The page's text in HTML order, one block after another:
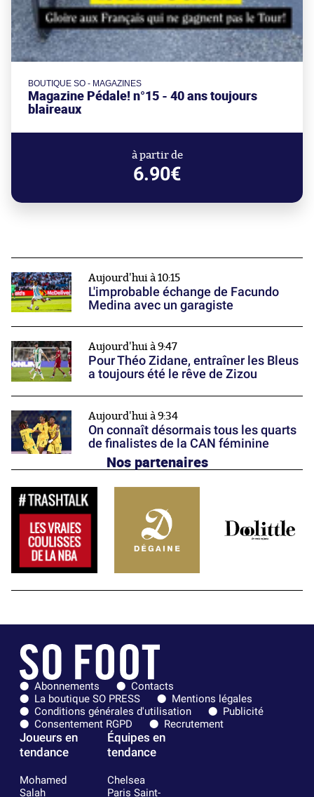
BOUTIQUE SO - MAGAZINES
Magazine Pédale! n°15 - 40 ans toujours
blaireaux
à partir de
6.90€
Aujourd'hui à 10:15
L'improbable échange de Facundo
Medina avec un garagiste
Aujourd'hui à 9:47
Pour Théo Zidane, entraîner les Bleus
a toujours été le rêve de Zizou
Aujourd'hui à 9:34
On connaît désormais tous les quarts
de finalistes de la CAN féminine
Nos partenaires
Abonnements
Contacts
La boutique SO PRESS
Mentions légales
Conditions générales d'utilisation
Publicité
Consentement RGPD
Recrutement
Joueurs en
tendance
Mohamed
Salah
Équipes en
tendance
Chelsea
Paris Saint-